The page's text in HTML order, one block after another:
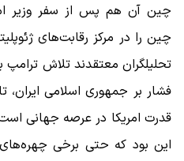
چین آن هم پس از سفر وزیر
چین را در مرکز رقابت‌های
تحلیلگران معتقدند تلاش
فشار بر جمهوری اسلامی ایران،
قدرت امریکا در عرصه جهانی
این بود که حتی برخی